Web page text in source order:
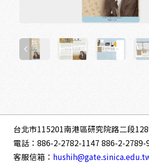
台北市115201南港區研究院路二段
電話：886-2-2782-1147 886-2-2789-
客服信箱：